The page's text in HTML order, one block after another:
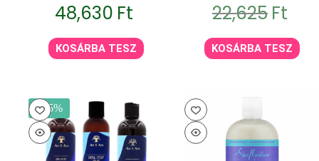
48,630 Ft
KOSÁRBA TESZ
22,625 Ft
price
22,625Ft.
price
19,231Ft.
KOSÁRBA TESZ
- 15%